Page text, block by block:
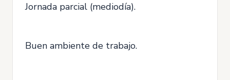
Jornada parcial (mediodía).
Buen ambiente de trabajo.